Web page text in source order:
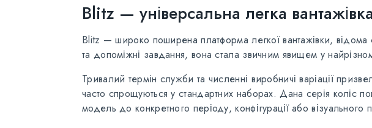
Blitz — універсальна легка
Blitz — широко поширена платформа легкої вантажівки, відома
та допоміжні завдання, вона стала звичним явищем у
Тривалий термін служби та численні виробничі варіації
часто спрощуються у стандартних наборах. Дана серія коліс
модель до конкретного періоду, конфігурації або візуального